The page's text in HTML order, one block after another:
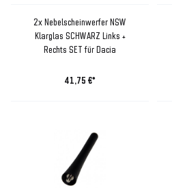
2x Nebelscheinwerfer NSW
Klarglas SCHWARZ Links +
Rechts SET für Dacia
41,75 €*